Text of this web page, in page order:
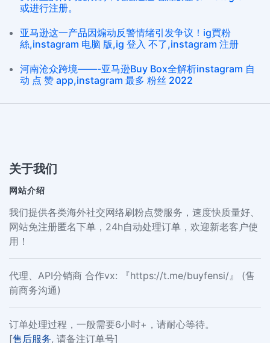
或进行注册。
亚马逊这一产品因煽动反警情绪引发争议！ig買粉
絲,instagram 电脑 版,ig 登入 不了,instagram 注册
河南沧众跨境——-亚马逊Buy Box全解析instagram 自
动 点 赞 app,instagram 最多 粉丝 2022
关于我们
网站介绍
我们提供各类海外社交网络刷粉点赞服务，速度快质量好、
网站免注册匿名下单，24h自动处理订单，欢迎新老客户使
用！
代理、API分销商 合作vx: 『https://t.me/buyfensi/』 (售
前商务沟通)
订单处理过程，一般需要6小时+，请耐心等待。
[售后服务, 请备注订单号]